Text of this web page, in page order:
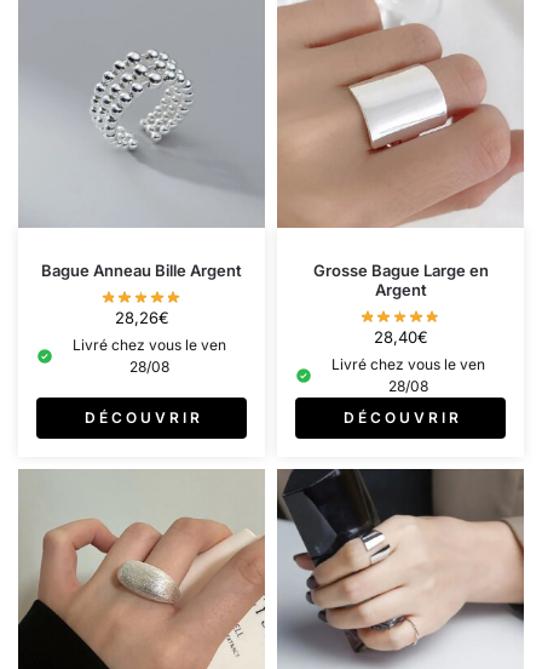
Bague Anneau Bille Argent
28,26€
Livré chez vous le ven
28/08
D É C O U V R I R
Grosse Bague Large en
Argent
28,40€
Livré chez vous le ven
28/08
D É C O U V R I R